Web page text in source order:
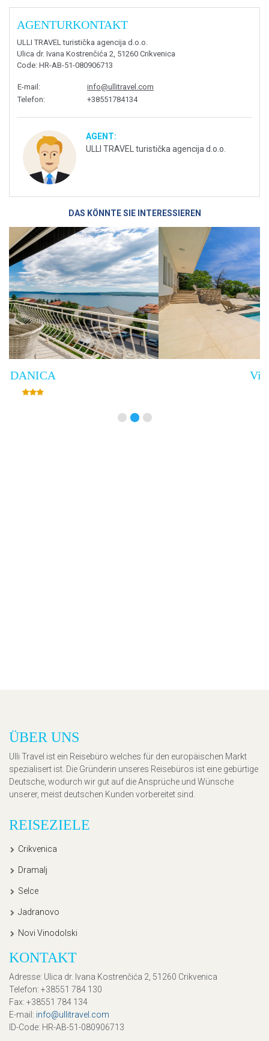
AGENTURKONTAKT
ULLI TRAVEL turistička agencija d.o.o.
Ulica dr. Ivana Kostrenčića 2, 51260 Crikvenica
Code: HR-AB-51-080906713
E-mail :
info@ullitravel.com
Telefon: +38551784134
AGENT:
ULLI TRAVEL turistička agencija d.o.o.
DAS KÖNNTE SIE INTERESSIEREN
ÜBER UNS
Ulli Travel ist ein Reisebüro welches für den europäischen Markt
spezialisert ist. Die Gründerin unseres Reisebüros ist eine gebürtige
Deutsche, wodurch wir gut auf die Ansprüche und Wünsche
unserer, meist deutschen Kunden vorbereitet sind.
REISEZIELE
Crikvenica
Dramalj
Selce
Jadranovo
Novi Vinodolski
KONTAKT
Adresse: Ulica dr. Ivana Kostrenčića 2, 51260 Crikvenica
Telefon: +38551 784 130
Fax: +38551 784 134
E-mail : info@ullitravel.com
ID-Code: HR-AB-51-080906713